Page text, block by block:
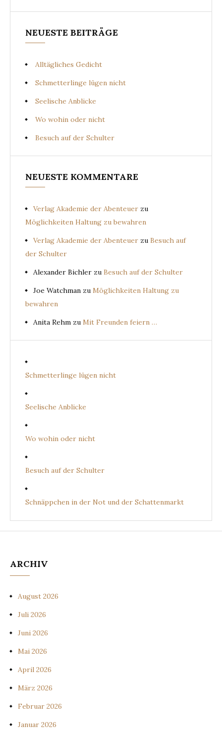
NEUESTE BEITRÄGE
Alltägliches Gedicht
Schmetterlinge lügen nicht
Seelische Anblicke
Wo wohin oder nicht
Besuch auf der Schulter
NEUESTE KOMMENTARE
Verlag Akademie der Abenteuer zu
Möglichkeiten Haltung zu bewahren
Verlag Akademie der Abenteuer zu Besuch auf
der Schulter
Alexander Bichler zu Besuch auf der Schulter
Joe Watchman zu Möglichkeiten Haltung zu
bewahren
Anita Rehm zu Mit Freunden feiern …
Schmetterlinge lügen nicht
Seelische Anblicke
Wo wohin oder nicht
Besuch auf der Schulter
Schnäppchen in der Not und der Schattenmarkt
ARCHIV
August 2026
Juli 2026
Juni 2026
Mai 2026
April 2026
März 2026
Februar 2026
Januar 2026